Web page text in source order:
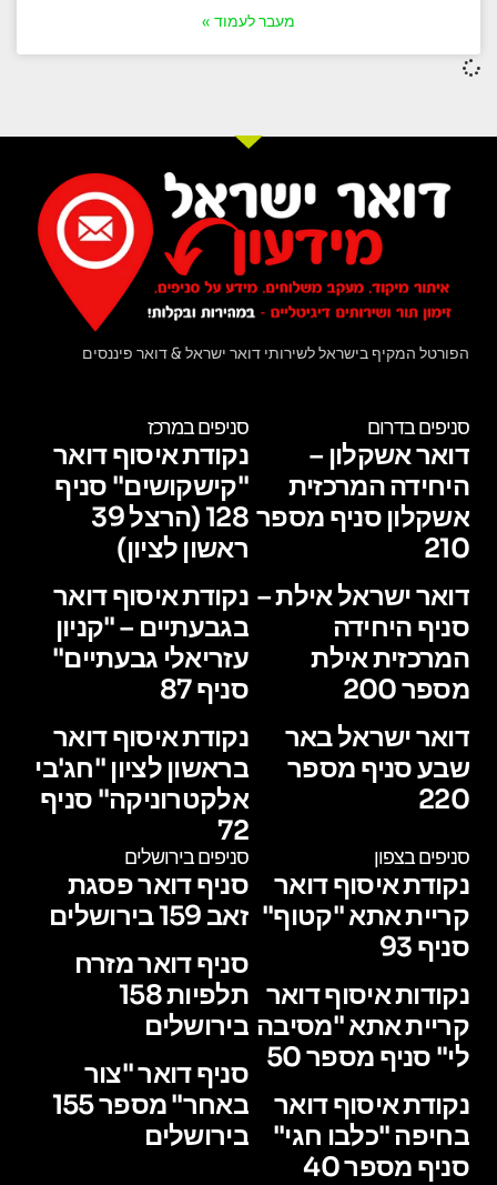
מעבר לעמוד »
הפורטל המקיף בישראל לשירותי דואר ישראל & דואר פיננסים
סניפים בדרום
דואר אשקלון –
היחידה המרכזית
אשקלון סניף מספר
210
דואר ישראל אילת –
סניף היחידה
המרכזית אילת
מספר 200
דואר ישראל באר
שבע סניף מספר
220
סניפים במרכז
נקודת איסוף דואר
"קישקושים" סניף
128 (הרצל 39
ראשון לציון)
נקודת איסוף דואר
בגבעתיים – "קניון
עזריאלי גבעתיים"
סניף 87
נקודת איסוף דואר
בראשון לציון "חג'בי
אלקטרוניקה" סניף
72
סניפים בצפון
נקודת איסוף דואר
קריית אתא "קטוף"
סניף 93
נקודות איסוף דואר
קריית אתא "מסיבה
לי" סניף מספר 50
נקודת איסוף דואר
בחיפה "כלבו חגי"
סניף מספר 40
סניפים בירושלים
סניף דואר פסגת
זאב 159 בירושלים
סניף דואר מזרח
תלפיות 158
בירושלים
סניף דואר "צור
באחר" מספר 155
בירושלים